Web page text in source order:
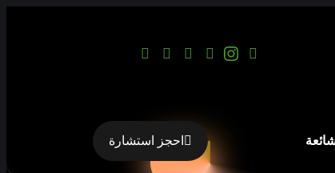
احجز استشارة